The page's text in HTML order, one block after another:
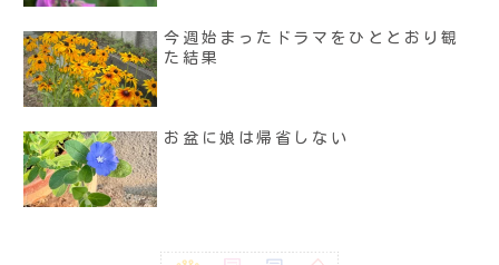
今週始まったドラマをひととおり観
た結果
お盆に娘は帰省しない